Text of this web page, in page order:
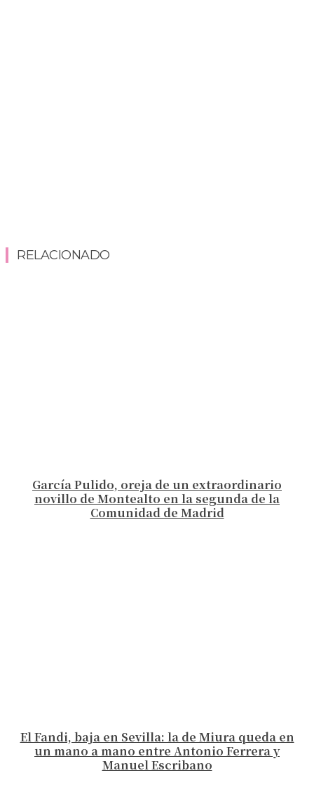
RELACIONADO
García Pulido, oreja de un extraordinario
novillo de Montealto en la segunda de la
Comunidad de Madrid
El Fandi, baja en Sevilla: la de Miura queda en
un mano a mano entre Antonio Ferrera y
Manuel Escribano